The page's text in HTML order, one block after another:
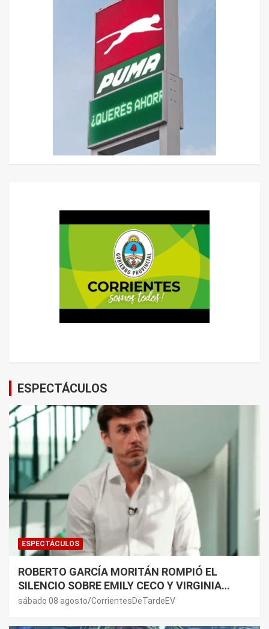
ESPECTÁCULOS
ESPECTÁCULOS
ROBERTO GARCÍA MORITÁN ROMPIÓ EL
SILENCIO SOBRE EMILY CECO Y VIRGINIA
GALLARDO: “DEDÍQUENSE A SUS VIDAS”
sábado 08 agosto CorrientesDeTardeEV